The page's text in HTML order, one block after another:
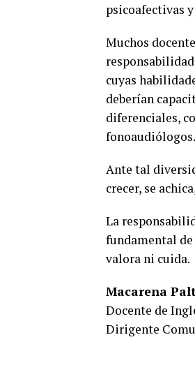
psicoafectivas
Muchos
cuyas
deberían
diferenciales,
fonoaudiólogos.
Ante tal
crecer, se
La
fundamental
valora ni cuida.
Macarena
Docente de
Dirigente